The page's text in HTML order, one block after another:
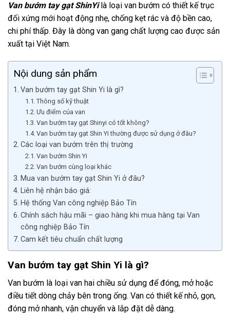
Van bướm tay gạt ShinYilà loại van bướm có thiết kế trục
đối xứng mới hoạt động nhẹ, chống kẹt rác và độ bền cao,
chi phí thấp. Đây là dòng van gang chất lượng cao được sản
xuất tại Việt Nam.
Nội dung sản phẩm
Van bướm tay gạt Shin Yi là gì?
Thông số kỹ thuật
Ưu điểm của van
Van bướm tay gạt Shinyi có tốt không?
Van bướm tay gạt Shin Yi thường được sử dụng ở đâu?
Các loại van bướm trên thị trường
Van bướm Shin Yi
Van bướm cùng loại khác
Mua van bướm tay gạt Shin Yi ở đâu?
Liên hệ nhận báo giá:
Hệ thống Van công nghiệp Bảo Tín
Chính sách hậu mãi – giao hàng khi mua hàng tại Van
công nghiệp Bảo Tín
Cam kết tiêu chuẩn chất lượng
Van bướm tay gạt Shin Yi là gì?
Van bướm là loại van hai chiều sử dụng để đóng, mở hoặc
điều tiết dòng chảy bên trong ống. Van có thiết kế nhỏ, gọn,
đóng mở nhanh, vận chuyển và lắp đặt dễ dàng.